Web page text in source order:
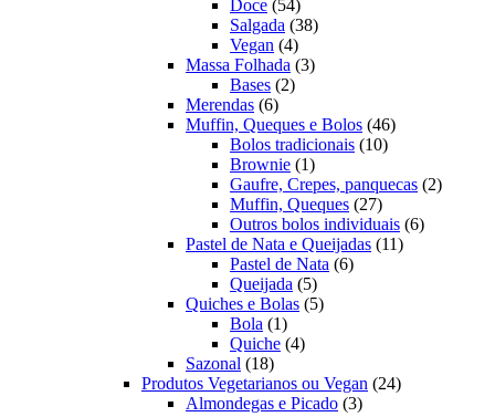
Doce 5454
produtos
Salgada 3838
Vegan 44
produtos
Massa Folhada 33
Bases 22
Merendas 66
produtos
Muffin, Queques e Bolos 4646
Bolos tradicionais 1010
Brownie 11
produto
Gaufre, Crepes, panquecas 22
Muffin, Queques 2727
produtos
Outros bolos individuais 66
Pastel de Nata e Queijadas 1111
Pastel de Nata 66
Queijada 55
produtos
Quiches e Bolas 55
Bola 11
produto
Quiche 44
Sazonal 1818
produtos
Produtos Vegetarianos ou Vegan 2424
Almondegas e Picado 33